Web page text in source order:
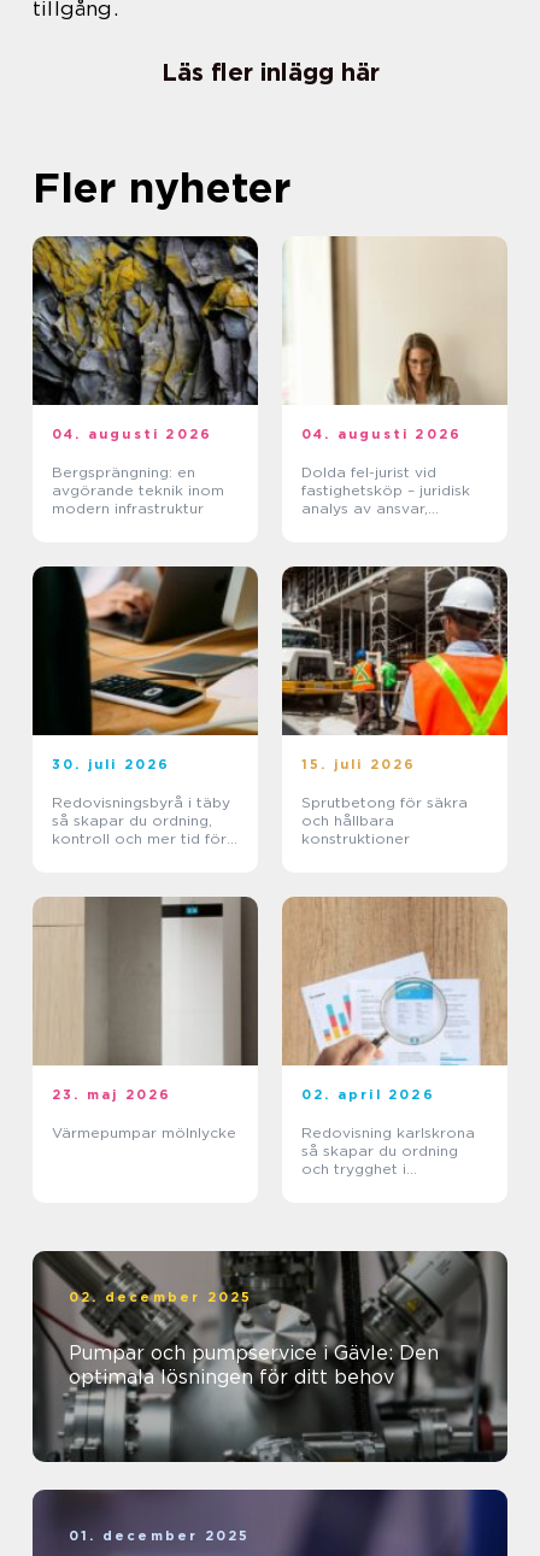
tillgång.
Läs fler inlägg här
Fler nyheter
04. augusti 2026
Bergsprängning: en
avgörande teknik inom
modern infrastruktur
04. augusti 2026
Dolda fel-jurist vid
fastighetsköp – juridisk
analys av ansvar,
30. juli 2026
Redovisningsbyrå i täby
så skapar du ordning,
kontroll och mer tid för
15. juli 2026
Sprutbetong för säkra
och hållbara
konstruktioner
23. maj 2026
Värmepumpar mölnlycke
02. april 2026
Redovisning karlskrona
så skapar du ordning
och trygghet i
02. december 2025
Pumpar och pumpservice i Gävle: Den
optimala lösningen för ditt behov
01. december 2025